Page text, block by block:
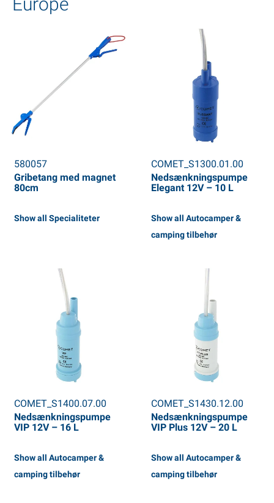
580057
Gribetang med magnet
80cm
Show all Specialiteter
COMET_S1300.01.00
Nedsænkningspumpe
Elegant 12V – 10 L
Show all Autocamper &
camping tilbehør
COMET_S1400.07.00
Nedsænkningspumpe
VIP 12V – 16 L
Show all Autocamper &
camping tilbehør
COMET_S1430.12.00
Nedsænkningspumpe
VIP Plus 12V – 20 L
Show all Autocamper &
camping tilbehør